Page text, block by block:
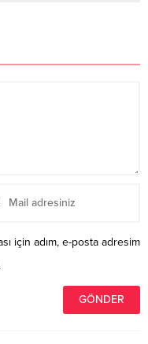
için adım, e-posta adresim